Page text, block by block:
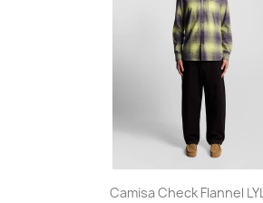
Camisa Check Flannel